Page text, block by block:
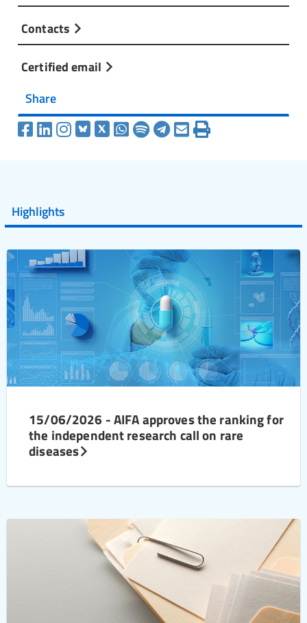
Contacts
Certified email
Share
Highlights
15/06/2026 - AIFA approves the ranking for
the independent research call on rare
diseases